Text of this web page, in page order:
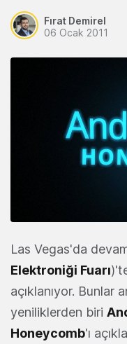
Fırat Demirel
06 Ocak 2011
Las Vegas'da
Elektroniği Fuarı
açıklanıyor. Bunlar
yeniliklerden biri
Honeycomb'ı